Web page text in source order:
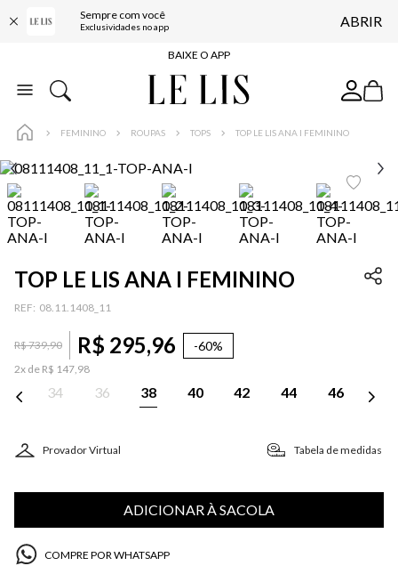
Sempre com você
Exclusividades no app ABRIR
FRETE GRÁTIS*
BAIXE O APP
10% OFF NA PRIMEIRA COMPRA*
FRETE GRÁTIS*
BAIXE O APP
10% OFF NA PRIMEIRA COMPRA*
FEMININO ROUPAS TOPS TOP LE LIS ANA I FEMININO
TOP LE LIS ANA I FEMININO
: 08.11.1408_11
R$739,90 R$ 295,96 -60%
2x de R$ 147,98
34 36 38 40 42 44 46
Provador Virtual Tabela de medidas
ADICIONAR À SACOLA
COMPRE POR WHATSAPP